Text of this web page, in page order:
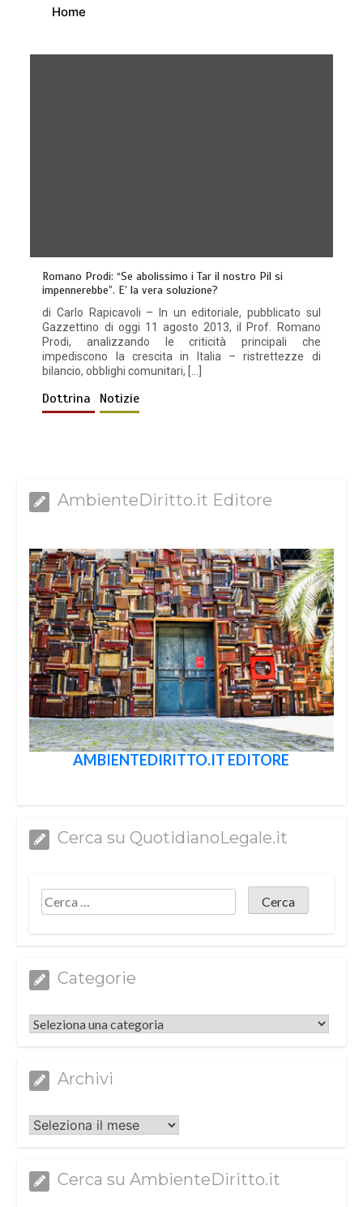
Home
Romano Prodi: “Se abolissimo i Tar il nostro Pil si
impennerebbe”. E’ la vera soluzione?
di Carlo Rapicavoli – In un editoriale, pubblicato sul
Gazzettino di oggi 11 agosto 2013, il Prof. Romano
Prodi, analizzando le criticità principali che
impediscono la crescita in Italia – ristrettezze di
bilancio, obblighi comunitari, […]
Dottrina Notizie
AmbienteDiritto.it Editore
AMBIENTEDIRITTO.IT EDITORE
Cerca su QuotidianoLegale.it
Categorie
Categorie
Archivi
Archivi
Cerca su AmbienteDiritto.it